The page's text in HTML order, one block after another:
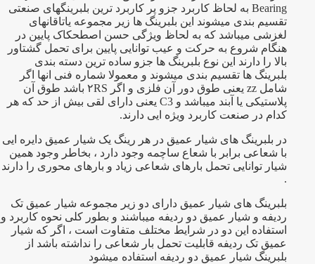
Bearing به لحاظ کاربرد جزو پر کاربرد ترین بلبرینگهای صنعتی
تقسیم بندی میشوند این بلبرینگ ها زیر مجموعه یاتاقانهای
لغزشی میباشد که به لحاظ ویژگی حسن اصطحکاک پایین در
هنگام شروع به حرکت و عیب توانایی پایین برای تحمل گشتاور
بالا را دارند این نوع بلبرینگ ها جزو ساده ترین دسته بندی
بلبرینگ ها تقسیم بندی میشوند و معمولا شماره فنی انها اگر
شامل zz یعنی طوق دور آن فلزی و اگر ۲RS باشد طوق آن
پلاستیکی یا آبند میباشد و C3 یعنی دارای لقی بیش از حد که هر
کدام در صنعت کاربرد ویژه ایی دارند.
در بلبرینگ های شیار عمیق در هر رینگ یک شیار عمیق دایره ایی
با شعاعی برابر با شعاع ساچمه وجود دارد ، بخاطر وجود همین
شیار توانایی تحمل بارهای شعاعی زیاد و بارهای محوری را دارند
.
بلبرینگ های شیار عمیق دارای دو زیر مجموعه شیار عمیق تک
ردیفه و شیار عمیق دو ردیفه میباشند و بطور کلی نحوه کاربرد و
استفاده این دو در شرایط مختلف متفاوت است ، اگر که شیار
عمیق تک ردیفه قابلیت تحمل بار شعاعی را نداشته باشد از
بلبرینگ شیار عمیق دو ردیفه استفاده میشود